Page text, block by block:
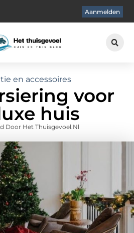
Aanmelden
en accessoires
voor
huis
Door Het Thuisgevoel.nl